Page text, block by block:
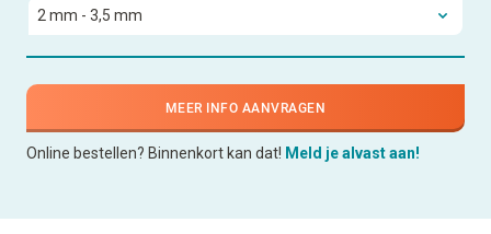
MEER INFO AANVRAGEN
Online bestellen? Binnenkort kan dat! Meld je alvast aan!